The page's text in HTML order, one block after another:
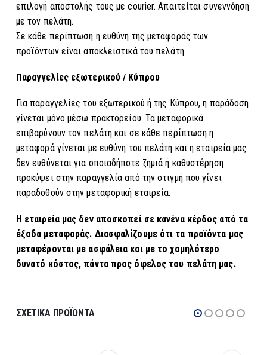
επιλογή αποστολής τους με courier. Απαιτείται συνεννόηση
με τον πελάτη.
Σε κάθε περίπτωση η ευθύνη της μεταφοράς των
προϊόντων είναι αποκλειστικά του πελάτη.
Παραγγελίεςεξωτερικού / Κύπρου
Για παραγγελίες του εξωτερικού ή της Κύπρου, η παράδοση
γίνεται μόνο μέσω πρακτορείου. Τα μεταφορικά
επιβαρύνουν τον πελάτη και σε κάθε περίπτωση η
μεταφορά γίνεται με ευθύνη του πελάτη και η εταιρεία μας
δεν ευθύνεται για οποιαδήποτε ζημιά ή καθυστέρηση
προκύψει στην παραγγελία από την στιγμή που γίνει
παραδοθούν στην μεταφορική εταιρεία.
Η εταιρεία μας δεν αποσκοπεί σε κανένα κέρδος από τα
έξοδα μεταφοράς. Διασφαλίζουμε ότι τα προϊόντα μας
μεταφέρονται με ασφάλεια και με το χαμηλότερο
δυνατό κόστος, πάντα προς όφελος του πελάτη μας.
ΣΧΕΤΙΚΆ ΠΡΟΪΌΝΤΑ